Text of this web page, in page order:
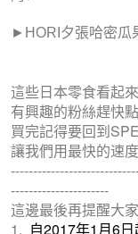
► HORI夕張哈密瓜
這些日本零食看起
有興趣的粉絲趕快
買完記得要回到
讓我們用最快的速
----------------------
這邊最後再提醒大家
1. 自2017年1月6